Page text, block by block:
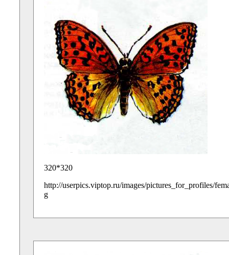
320*320
http://userpics.viptop.ru/images/pictures_for_profiles/
g